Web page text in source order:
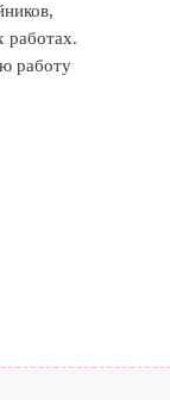
работах.
работу